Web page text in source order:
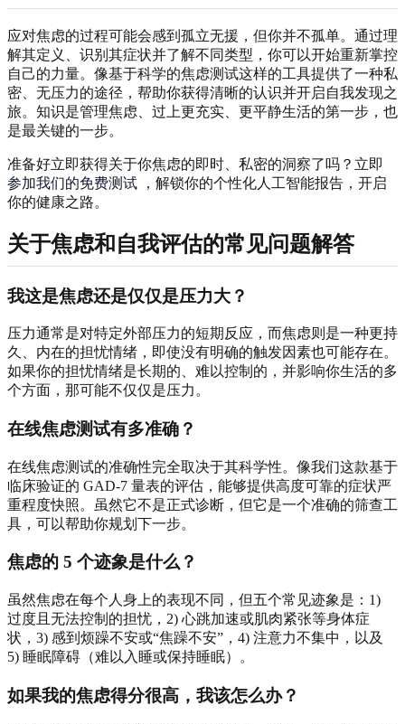
应对焦虑的过程可能会感到孤立无援，但你并不孤单。通过理
解其定义、识别其症状并了解不同类型，你可以开始重新掌控
自己的力量。像基于科学的焦虑测试这样的工具提供了一种私
密、无压力的途径，帮助你获得清晰的认识并开启自我发现之
旅。知识是管理焦虑、过上更充实、更平静生活的第一步，也
是最关键的一步。
准备好立即获得关于你焦虑的即时、私密的洞察了吗？立即
参加我们的免费测试 ，解锁你的个性化人工智能报告，开启
你的健康之路。
关于焦虑和自我评估的常见问题解答
我这是焦虑还是仅仅是压力大？
压力通常是对特定外部压力的短期反应，而焦虑则是一种更持
久、内在的担忧情绪，即使没有明确的触发因素也可能存在。
如果你的担忧情绪是长期的、难以控制的，并影响你生活的多
个方面，那可能不仅仅是压力。
在线焦虑测试有多准确？
在线焦虑测试的准确性完全取决于其科学性。像我们这款基于
临床验证的 GAD-7 量表的评估，能够提供高度可靠的症状严
重程度快照。虽然它不是正式诊断，但它是一个准确的筛查工
具，可以帮助你规划下一步。
焦虑的 5 个迹象是什么？
虽然焦虑在每个人身上的表现不同，但五个常见迹象是：1)
过度且无法控制的担忧，2) 心跳加速或肌肉紧张等身体症
状，3) 感到烦躁不安或“焦躁不安”，4) 注意力不集中，以及
5) 睡眠障碍（难以入睡或保持睡眠）。
如果我的焦虑得分很高，我该怎么办？